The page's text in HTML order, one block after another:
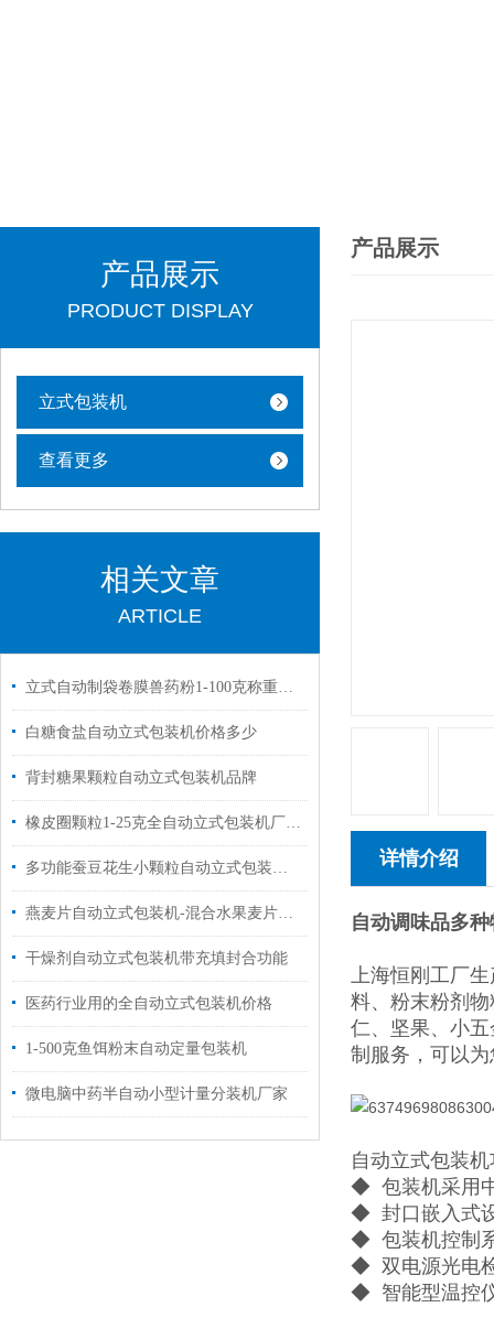
产品展示
PRODUCT DISPLAY
立式包装机
查看更多
相关文章
ARTICLE
立式自动制袋卷膜兽药粉1-100克称重包装机定制
白糖食盐自动立式包装机价格多少
背封糖果颗粒自动立式包装机品牌
橡皮圈颗粒1-25克全自动立式包装机厂家定制
多功能蚕豆花生小颗粒自动立式包装机价格
燕麦片自动立式包装机-混合水果麦片定量包装机
干燥剂自动立式包装机带充填封合功能
医药行业用的全自动立式包装机价格
1-500克鱼饵粉末自动定量包装机
微电脑中药半自动小型计量分装机厂家
产品展示
详情介绍
自动调味品多
上海恒刚工厂
料、粉末粉剂
仁、坚果、小
制服务，可以
自动立式包装
◆ 包装机采用
◆ 封口嵌入式
◆ 包装机控制
◆ 双电源光电
◆ 智能型温控